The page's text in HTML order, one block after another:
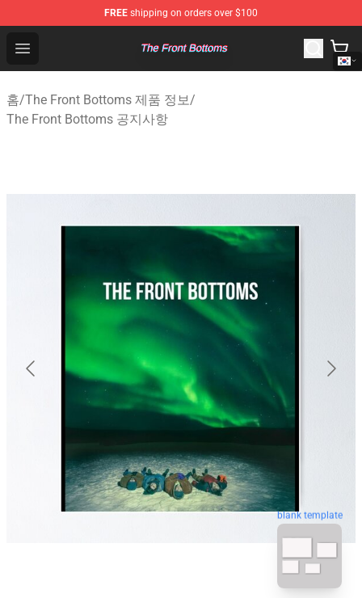
FREE shipping on orders over $100
Open menu
The Front Bottoms Store - Official The Front Bottoms
홈/The Front Bottoms 제품 정보/
The Front Bottoms 공지사항
blank template